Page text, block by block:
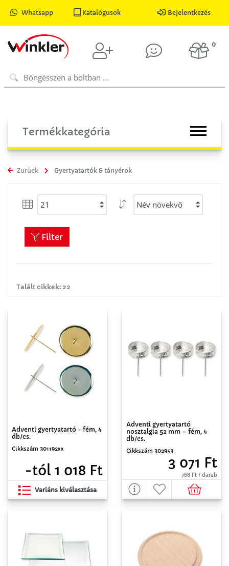
Whatsapp Katalógusok Bejelentkezés
0
Termékkategória
Zurück Gyertyatartók & tányérok
Talált cikkek: 22
Filter
Adventi gyertyatartó - fém, 4
db/cs.
Cikkszám 301192xx
-tól 1 018 Ft
Variáns kiválasztása
Adventi gyertyatartó
nosztalgia 52 mm – fém, 4
db/cs.
Cikkszám 302953
3 071 Ft
768 Ft / darab